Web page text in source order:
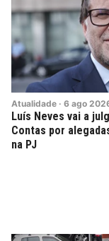
Atualidade · 6 ago
Luís Neves vai a
Contas por
na PJ